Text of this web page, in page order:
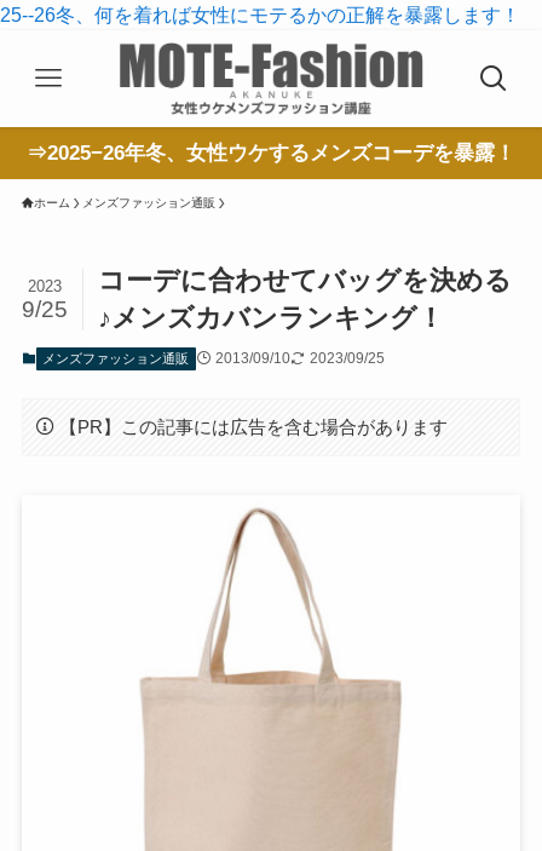
25--26冬、何を着れば女性にモテるかの正解を暴露します！
⇒2025−26年冬、女性ウケするメンズコーデを暴露！
ホーム メンズファッション通販
コーデに合わせてバッグを決める
♪メンズカバンランキング！
2023
9/25
メンズファッション通販 2013/09/10 2023/09/25
【PR】この記事には広告を含む場合があります